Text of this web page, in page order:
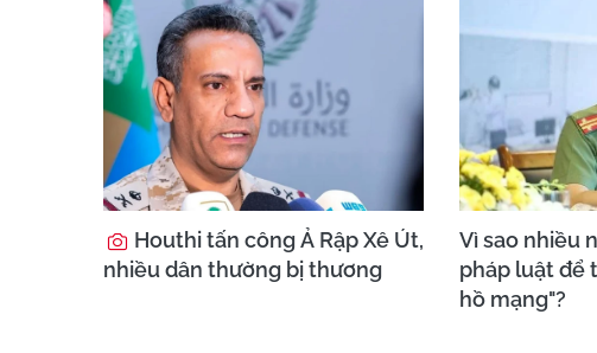
Houthi tấn công Ả Rập Xê Út,
nhiều dân thường bị thương
Vì sao nhiều
pháp luật để
hồ mạng"?